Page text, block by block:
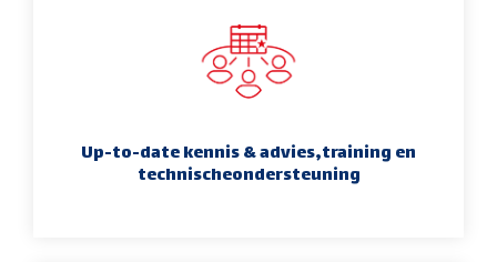
Up-to-date kennis & advies,training en
technischeondersteuning